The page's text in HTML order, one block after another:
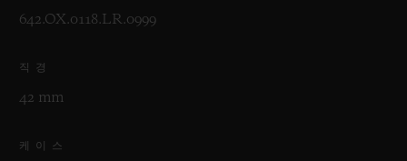
642.OX.0118.LR.0999
직경
42 mm
케이스